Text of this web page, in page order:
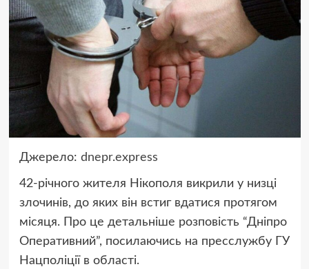
Джерело: dnepr.express
42-річного жителя Нікополя викрили у низці
злочинів, до яких він встиг вдатися протягом
місяця. Про це детальніше розповість “Дніпро
Оперативний”, посилаючись на пресслужбу ГУ
Нацполіції в області.